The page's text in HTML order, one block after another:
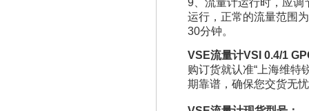
9、流量计运行时，应调
运行，正常的流量范围
30分钟。
VSE流量计VSI 0.4/1
购订货就认准“上海维特
期靠谱，确保您交货无